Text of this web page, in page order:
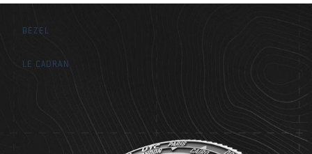
BEZEL
LE CADRAN